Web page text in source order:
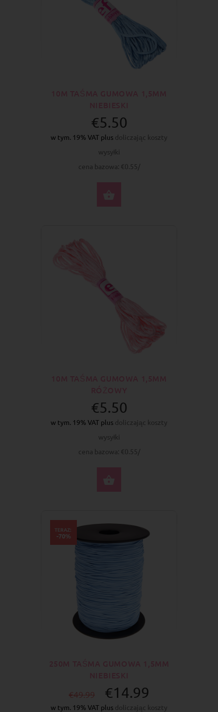
€5.50
w tym. 19% VAT plus doliczając koszty
wysyłki
cena bazowa: €0.55/
€5.50
w tym. 19% VAT plus doliczając koszty
wysyłki
cena bazowa: €0.55/
€49.99 €14.99
TERAZ:
-70%
w tym. 19% VAT plus doliczając koszty